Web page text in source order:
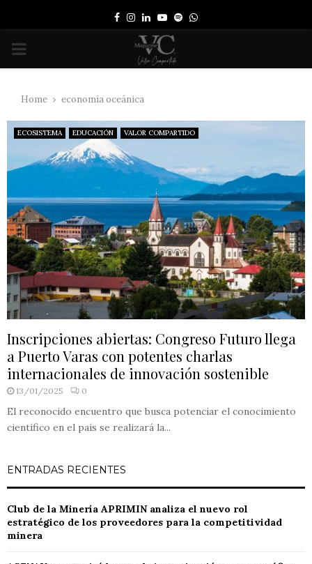
Facebook
Instagram
LinkedinYoutube
SpotifyWhatsapp
PRIMARY
Home economía oceánica
ECOSISTEMA EDUCACIÓN VALOR COMPARTIDO
Inscripciones abiertas: Congreso Futuro llega
a Puerto Varas con potentes charlas
internacionales de innovación sostenible
13/01/2025 0
El reconocido encuentro que busca potenciar el conocimiento
científico en el país se realizará la...
ENTRADAS RECIENTES
Club de la Minería APRIMIN analiza el nuevo rol
estratégico de los proveedores para la competitividad
minera